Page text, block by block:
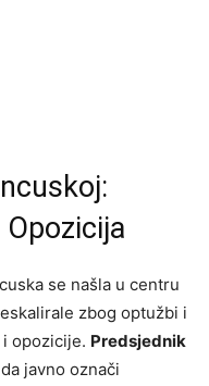
se našla u centru
zbog optužbi i
opozicije. Predsjednik
javno označi